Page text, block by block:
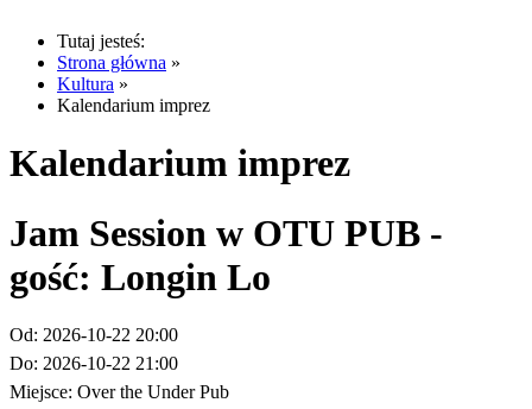
Tutaj jesteś:
Strona główna »
Kultura »
Kalendarium imprez
Kalendarium imprez
Jam Session w OTU PUB -
gość: Longin Lo
Od: 2026-10-22 20:00
Do: 2026-10-22 21:00
Miejsce: Over the Under Pub